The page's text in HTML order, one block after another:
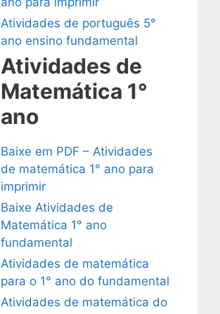
Atividades de português 5°
ano ensino fundamental
Atividades de
Matemática 1°
ano
Baixe em PDF – Atividades
de matemática 1° ano para
imprimir
Baixe Atividades de
Matemática 1° ano
fundamental
Atividades de matemática
para o 1° ano do fundamental
Atividades de matemática do